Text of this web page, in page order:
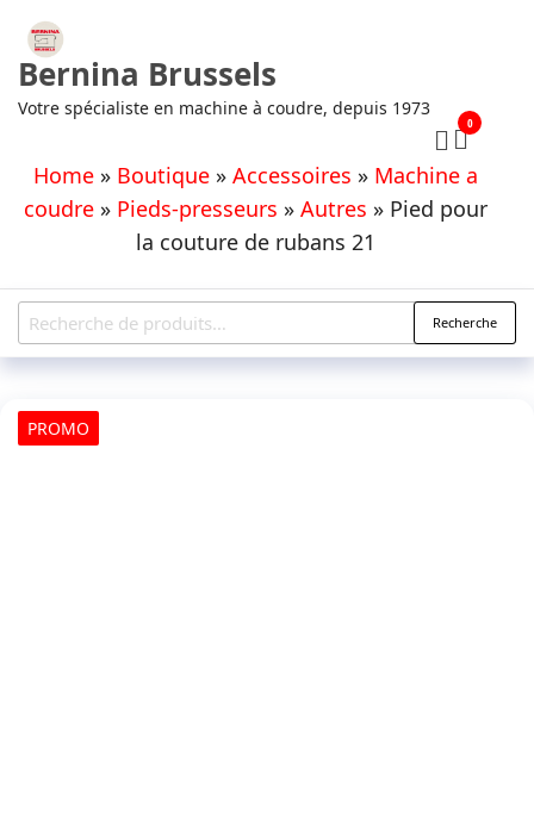
Aller
contenu
Bernina Brussels
Votre spécialiste en machine à coudre, depuis 1973
Home » Boutique » Accessoires » Machine a
coudre » Pieds-presseurs » Autres »Pied pour
la couture de rubans 21
0
Recherche
pour :
Recherche
PROMO